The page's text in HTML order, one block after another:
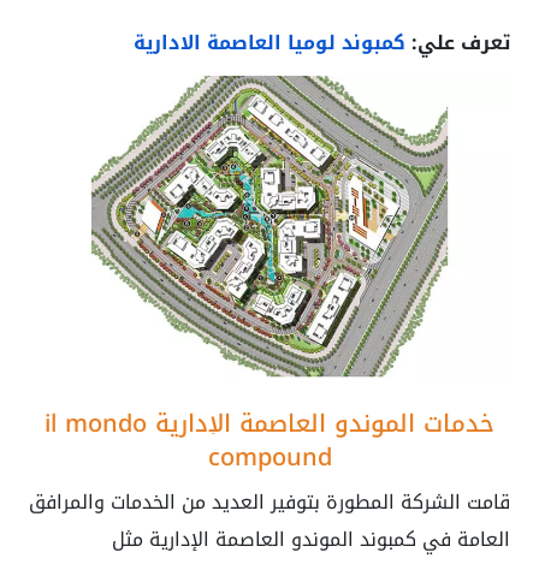
تعرف علي: كمبوند لوميا العاصمة الادارية
خدمات الموندو العاصمة الإدارية il mondo
compound
قامت الشركة المطورة بتوفير العديد من الخدمات والمرافق
العامة في كمبوند الموندو العاصمة الإدارية مثل